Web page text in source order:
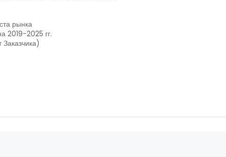
рынка
2019-2025 гг.